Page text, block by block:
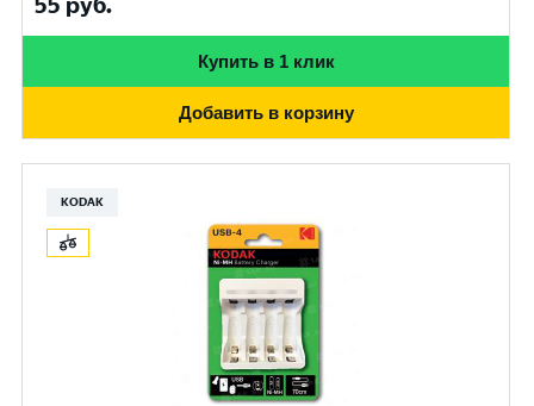
Купить в 1 клик
Добавить в корзину
KODAK